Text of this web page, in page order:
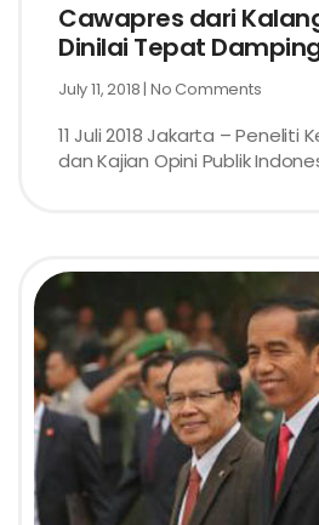
Cawapres dari
Dinilai Tepat
July 11, 2018 No Comments
11 Juli 2018 Jakarta – Peneliti
dan Kajian Opini Publik